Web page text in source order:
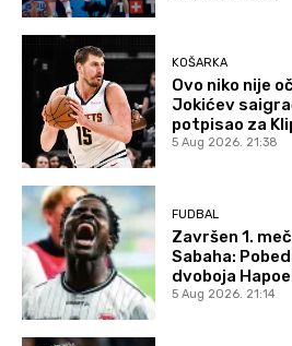
KOŠARKA
Ovo niko nije
Jokićev
potpisao za
5 Aug 2026. 21:38
FUDBAL
Završen 1.
Sabaha:
dvoboja
5 Aug 2026. 21:14